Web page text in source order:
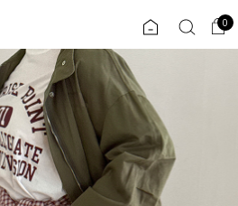
0
ENG
TW
JP
플러스핏 회원혜택
COMMUNITY
0